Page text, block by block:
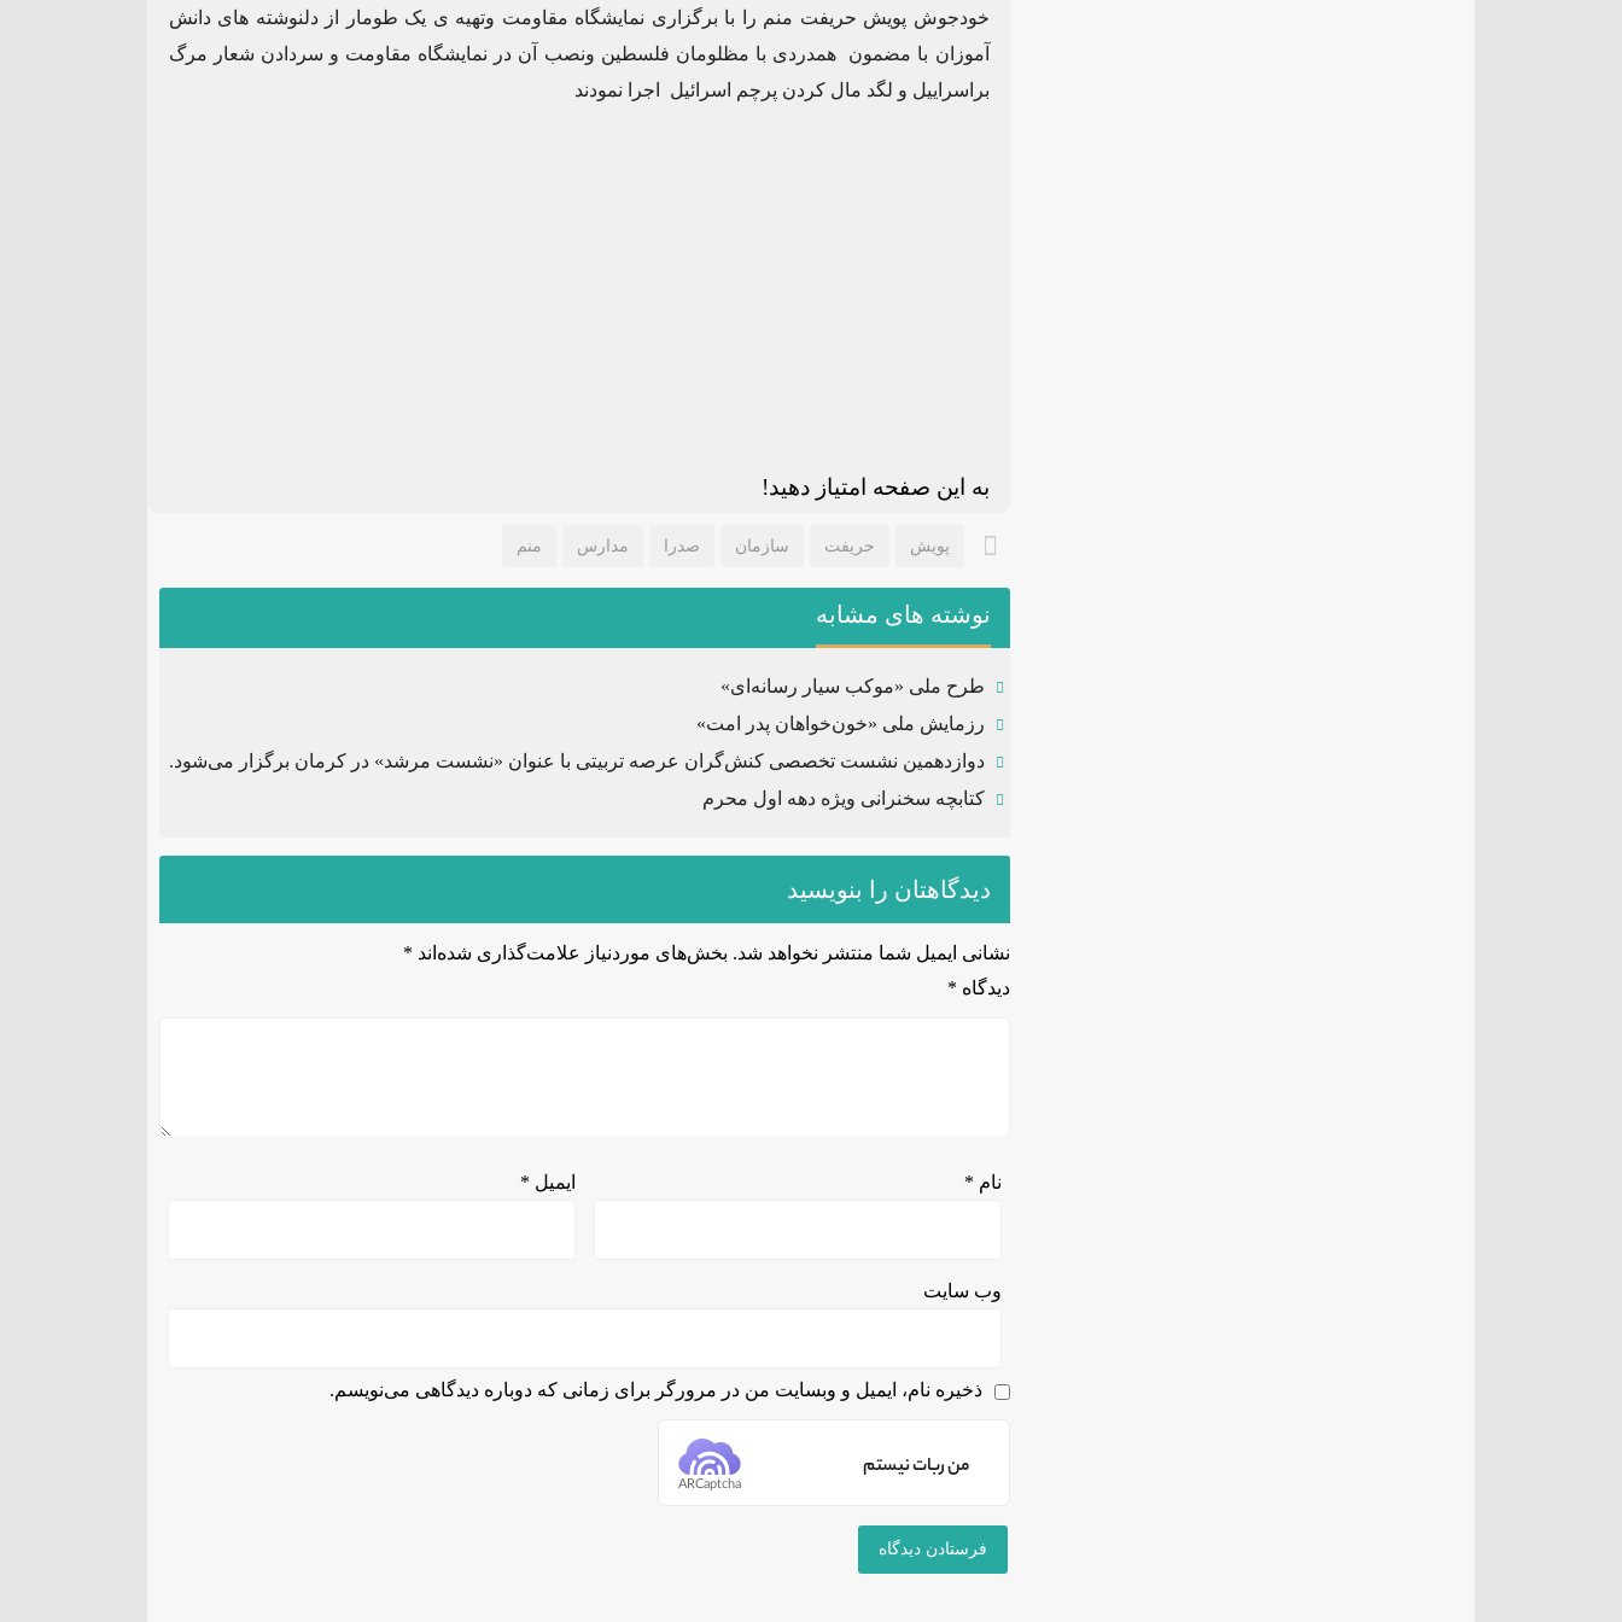
خودجوش پویش حریفت منم را با برگزاری نمایشگاه مقاومت وتهیه ی یک طومار از دلنوشته های دانش
آموزان با مضمون همدردی با مظلومان فلسطین ونصب آن در نمایشگاه مقاومت و سردادن شعار مرگ
براسراییل و لگد مال کردن پرچم اسرائیل اجرا نمودند
به این صفحه امتیاز دهید!
پویش حریفت سازمان صدرا مدارس منم
نوشته های مشابه
طرح ملی «موکب سیار رسانه‌ای»
رزمایش ملی «خون‌خواهان پدر امت»
دوازدهمین نشست تخصصی کنش‌گران عرصه تربیتی با عنوان «نشست مرشد» در کرمان برگزار می‌شود.
کتابچه سخنرانی ویژه دهه اول محرم
دیدگاهتان را بنویسید
نشانی ایمیل شما منتشر نخواهد شد. بخش‌های موردنیاز علامت‌گذاری شده‌اند *
دیدگاه *
نام * ایمیل *
وب‌ سایت
ذخیره نام، ایمیل و وبسایت من در مرورگر برای زمانی که دوباره دیدگاهی می‌نویسم.
من ربات نیستم
ARCaptcha